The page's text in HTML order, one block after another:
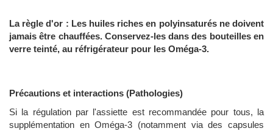
La règle d'or : Les huiles riches en polyinsaturés ne doivent
jamais être chauffées. Conservez-les dans des bouteilles en
verre teinté, au réfrigérateur pour les Oméga-3.
Précautions et interactions (Pathologies)
Si la régulation par l'assiette est recommandée pour tous, la
supplémentation en Oméga-3 (notamment via des capsules